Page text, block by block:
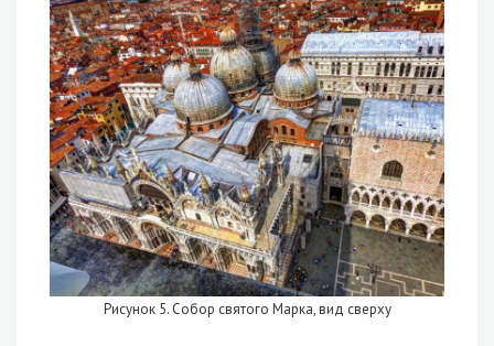
Рисунок 5. Собор святого Марка, вид сверху